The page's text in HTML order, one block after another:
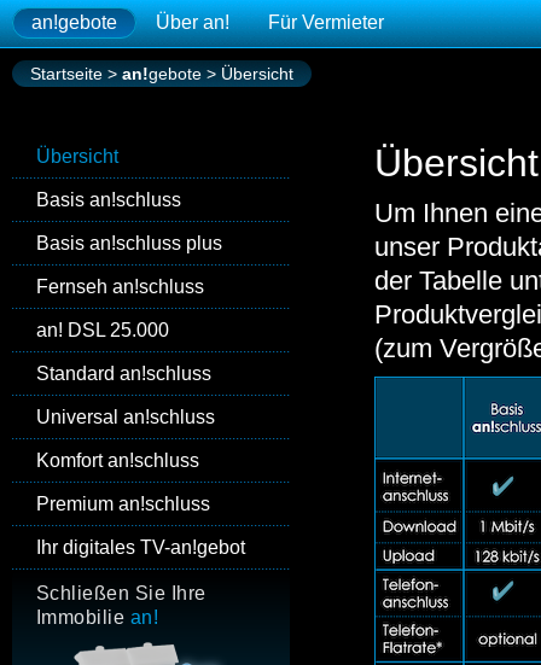
an!gebote Überan! Für Vermieter
Startseite > an!gebote > Übersicht
Übersicht
Basis an!schluss
Basis an!schluss plus
Fernseh an!schluss
an! DSL 25.000
Standard an!schluss
Universal an!schluss
Komfortan!schluss
Premium an!schluss
Ihr digitales TV-an!gebot
Neu:Basisan!
schluss
plus
Mehr Infos
Übersicht
Um Ihnen
unser
der Tabelle
(zum